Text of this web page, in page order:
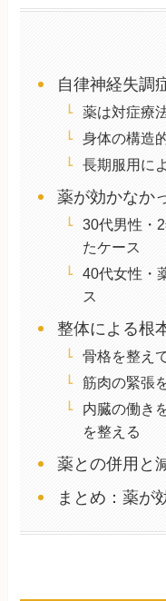
自律神経失調
薬は対症療
身体の構造
長期服用に
薬が効かなか
30代男性・
たケース
40代女性・
ス
整体による根
骨格を整え
筋肉の緊張
内臓の働き
を整える
薬との併用と
まとめ：薬が